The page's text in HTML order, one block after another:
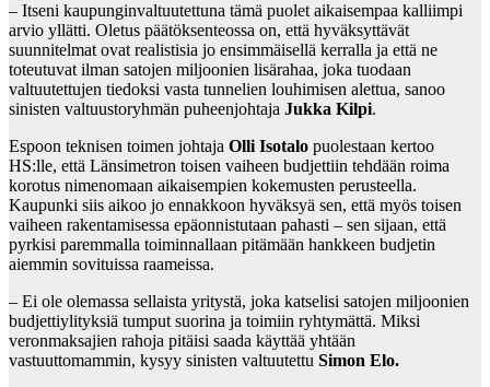
– Itseni kaupunginvaltuutettuna tämä puolet aikaisempaa kalliimpi
arvio yllätti. Oletus päätöksenteossa on, että hyväksyttävät
suunnitelmat ovat realistisia jo ensimmäisellä kerralla ja että ne
toteutuvat ilman satojen miljoonien lisärahaa, joka tuodaan
valtuutettujen tiedoksi vasta tunnelien louhimisen alettua, sanoo
sinisten valtuustoryhmän puheenjohtaja Jukka Kilpi.
Espoon teknisen toimen johtaja Olli Isotalo puolestaan kertoo
HS:lle, että Länsimetron toisen vaiheen budjettiin tehdään roima
korotus nimenomaan aikaisempien kokemusten perusteella.
Kaupunki siis aikoo jo ennakkoon hyväksyä sen, että myös toisen
vaiheen rakentamisessa epäonnistutaan pahasti – sen sijaan, että
pyrkisi paremmalla toiminnallaan pitämään hankkeen budjetin
aiemmin sovituissa raameissa.
– Ei ole olemassa sellaista yritystä, joka katselisi satojen miljoonien
budjettiylityksiä tumput suorina ja toimiin ryhtymättä. Miksi
veronmaksajien rahoja pitäisi saada käyttää yhtään
vastuuttomammin, kysyy sinisten valtuutettu Simon Elo.